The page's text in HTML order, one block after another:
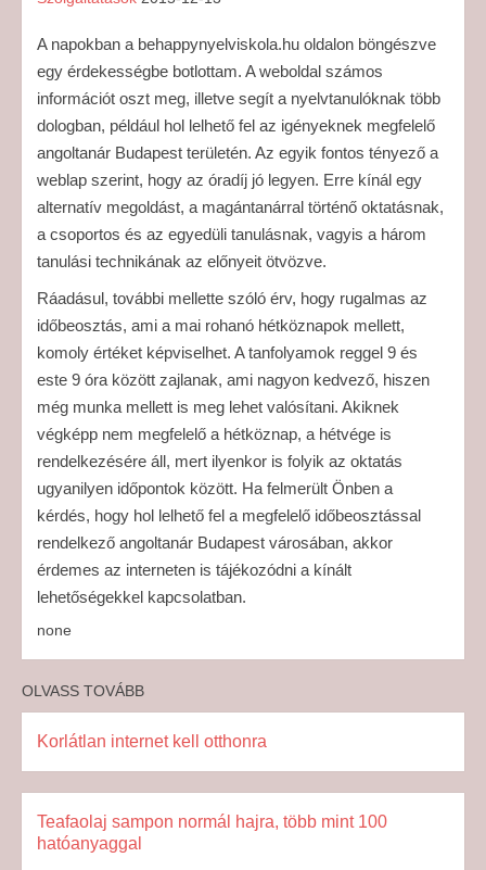
A napokban a behappynyelviskola.hu oldalon böngészve
egy érdekességbe botlottam. A weboldal számos
információt oszt meg, illetve segít a nyelvtanulóknak több
dologban, például hol lelhető fel az igényeknek megfelelő
angoltanár Budapest területén. Az egyik fontos tényező a
weblap szerint, hogy az óradíj jó legyen. Erre kínál egy
alternatív megoldást, a magántanárral történő oktatásnak,
a csoportos és az egyedüli tanulásnak, vagyis a három
tanulási technikának az előnyeit ötvözve.
Ráadásul, további mellette szóló érv, hogy rugalmas az
időbeosztás, ami a mai rohanó hétköznapok mellett,
komoly értéket képviselhet. A tanfolyamok reggel 9 és
este 9 óra között zajlanak, ami nagyon kedvező, hiszen
még munka mellett is meg lehet valósítani. Akiknek
végképp nem megfelelő a hétköznap, a hétvége is
rendelkezésére áll, mert ilyenkor is folyik az oktatás
ugyanilyen időpontok között. Ha felmerült Önben a
kérdés, hogy hol lelhető fel a megfelelő időbeosztással
rendelkező angoltanár Budapest városában, akkor
érdemes az interneten is tájékozódni a kínált
lehetőségekkel kapcsolatban.
none
OLVASS TOVÁBB
Korlátlan internet kell otthonra
Teafaolaj sampon normál hajra, több mint 100
hatóanyaggal